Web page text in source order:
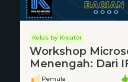
Kelas by Kreator
Workshop
Menengah: Dari
hingga SUMIF-
Pemula